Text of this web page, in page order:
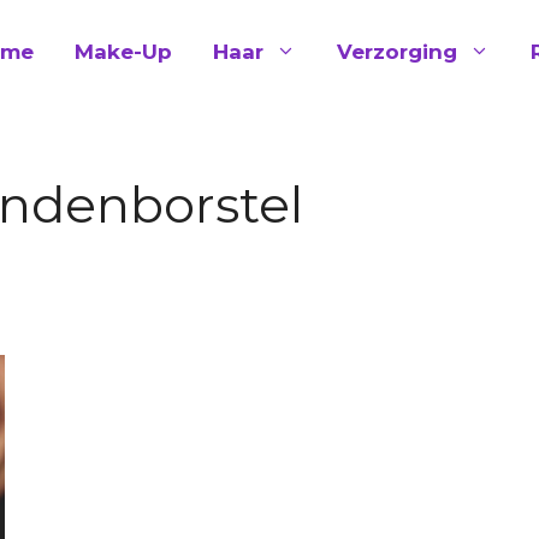
Make-Up Haar Verzorging